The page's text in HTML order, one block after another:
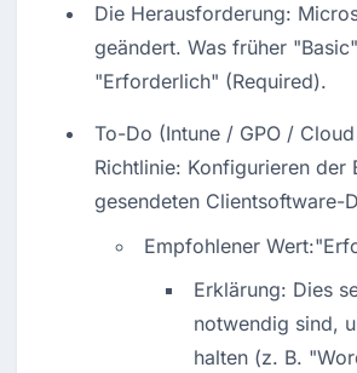
Die Herausforderung:
geändert. Was früher
"Erforderlich" (Required).
To-Do (Intune / GPO /
Richtlinie: Konfigurieren der
gesendeten Clientsoftware-
Empfohlener
Erklärung: Dies
notwendig sind,
halten (z. B.